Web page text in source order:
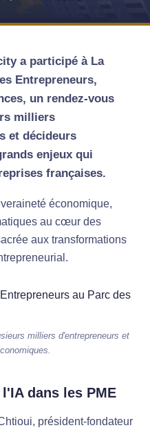
a participé à La
Entrepreneurs,
un rendez-vous
milliers
et décideurs
enjeux qui
françaises.
économique,
au cœur des
aux transformations
milliers d'entrepreneurs et
dans les PME
président-fondateur